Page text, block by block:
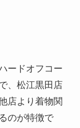
ードオフコー
、松江黒田店
店より着物関
のが特徴で